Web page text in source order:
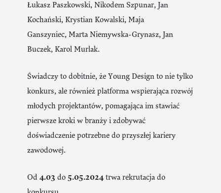
Łukasz Paszkowski, Nikodem Szpunar, Jan
Kochański, Krystian Kowalski, Maja
Ganszyniec, Marta Niemywska-Grynasz, Jan
Buczek, Karol Murlak.
Świadczy to dobitnie, że Young Design to nie tylko
konkurs, ale również platforma wspierająca rozwój
młodych projektantów, pomagająca im stawiać
pierwsze kroki w branży i zdobywać
doświadczenie potrzebne do przyszłej kariery
zawodowej.
Od 4.03 do 5.05.2024trwa rekrutacja do